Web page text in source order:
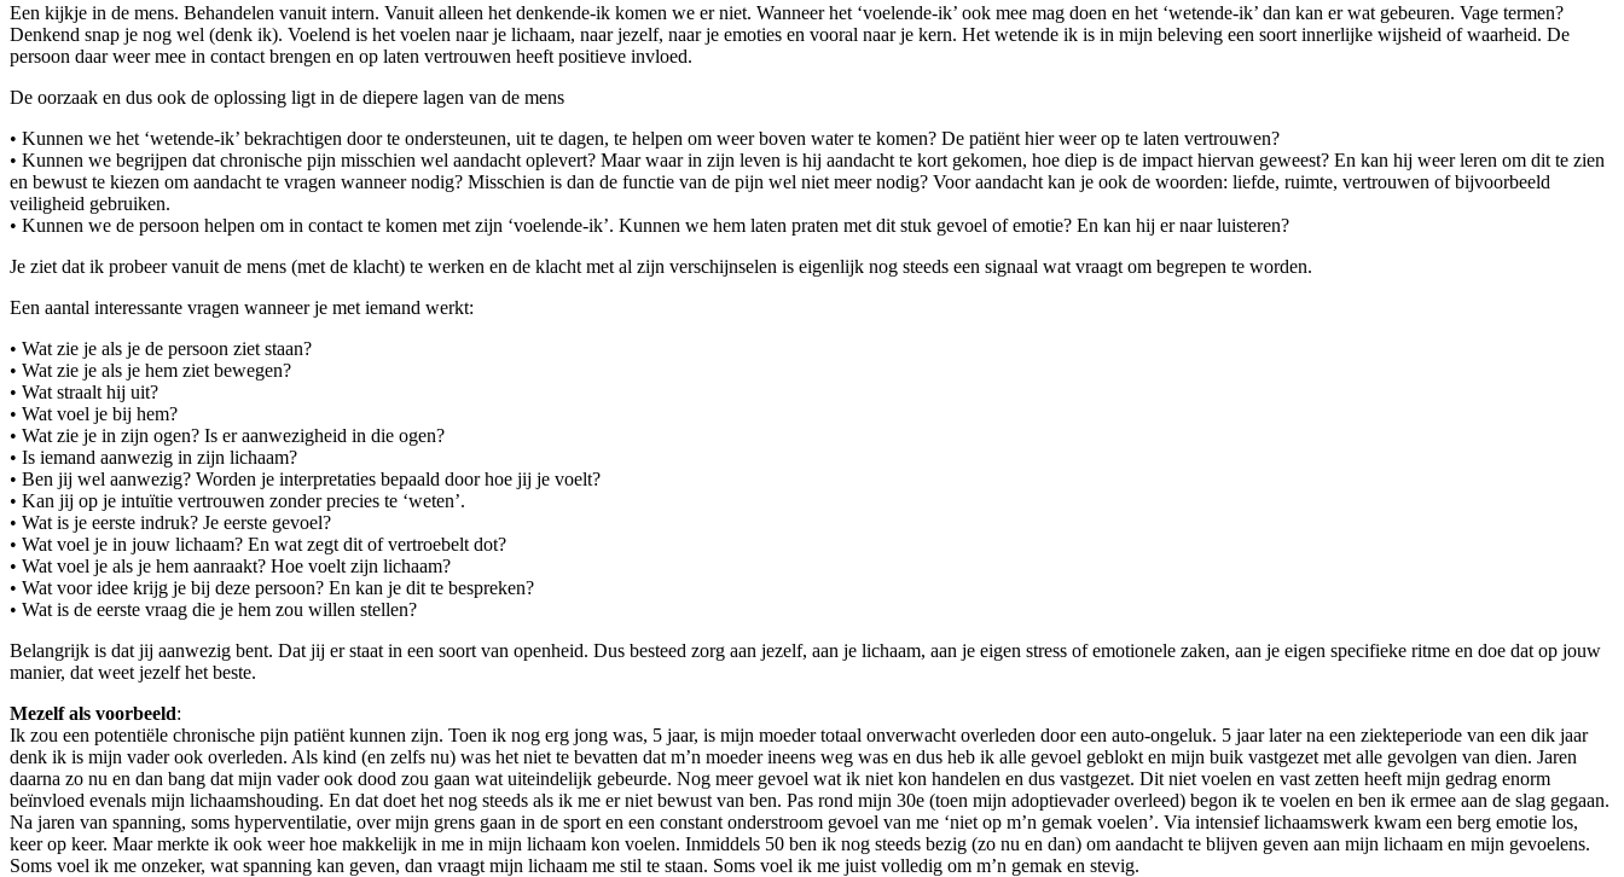
Een kijkje in de mens. Behandelen vanuit intern. Vanuit alleen het denkende-ik komen we er niet. Wanneer het ‘voelende-ik’ ook mee mag doen en het ‘wetende-ik’ dan kan er wat gebeuren. Vage termen?
Denkend snap je nog wel (denk ik). Voelend is het voelen naar je lichaam, naar jezelf, naar je emoties en vooral naar je kern. Het wetende ik is in mijn beleving een soort innerlijke wijsheid of waarheid. De
persoon daar weer mee in contact brengen en op laten vertrouwen heeft positieve invloed.
De oorzaak en dus ook de oplossing ligt in de diepere lagen van de mens
• Kunnen we het ‘wetende-ik’ bekrachtigen door te ondersteunen, uit te dagen, te helpen om weer boven water te komen? De patiënt hier weer op te laten vertrouwen?
• Kunnen we begrijpen dat chronische pijn misschien wel aandacht oplevert? Maar waar in zijn leven is hij aandacht te kort gekomen, hoe diep is de impact hiervan geweest? En kan hij weer leren om dit te zien
en bewust te kiezen om aandacht te vragen wanneer nodig? Misschien is dan de functie van de pijn wel niet meer nodig? Voor aandacht kan je ook de woorden: liefde, ruimte, vertrouwen of bijvoorbeeld
veiligheid gebruiken.
• Kunnen we de persoon helpen om in contact te komen met zijn ‘voelende-ik’. Kunnen we hem laten praten met dit stuk gevoel of emotie? En kan hij er naar luisteren?
Je ziet dat ik probeer vanuit de mens (met de klacht) te werken en de klacht met al zijn verschijnselen is eigenlijk nog steeds een signaal wat vraagt om begrepen te worden.
Een aantal interessante vragen wanneer je met iemand werkt:
• Wat zie je als je de persoon ziet staan?
• Wat zie je als je hem ziet bewegen?
• Wat straalt hij uit?
• Wat voel je bij hem?
• Wat zie je in zijn ogen? Is er aanwezigheid in die ogen?
• Is iemand aanwezig in zijn lichaam?
• Ben jij wel aanwezig? Worden je interpretaties bepaald door hoe jij je voelt?
• Kan jij op je intuïtie vertrouwen zonder precies te ‘weten’.
• Wat is je eerste indruk? Je eerste gevoel?
• Wat voel je in jouw lichaam? En wat zegt dit of vertroebelt dot?
• Wat voel je als je hem aanraakt? Hoe voelt zijn lichaam?
• Wat voor idee krijg je bij deze persoon? En kan je dit te bespreken?
• Wat is de eerste vraag die je hem zou willen stellen?
Belangrijk is dat jij aanwezig bent. Dat jij er staat in een soort van openheid. Dus besteed zorg aan jezelf, aan je lichaam, aan je eigen stress of emotionele zaken, aan je eigen specifieke ritme en doe dat op jouw
manier, dat weet jezelf het beste.
Mezelf als voorbeeld:
Ik zou een potentiële chronische pijn patiënt kunnen zijn. Toen ik nog erg jong was, 5 jaar, is mijn moeder totaal onverwacht overleden door een auto-ongeluk. 5 jaar later na een ziekteperiode van een dik jaar
denk ik is mijn vader ook overleden. Als kind (en zelfs nu) was het niet te bevatten dat m’n moeder ineens weg was en dus heb ik alle gevoel geblokt en mijn buik vastgezet met alle gevolgen van dien. Jaren
daarna zo nu en dan bang dat mijn vader ook dood zou gaan wat uiteindelijk gebeurde. Nog meer gevoel wat ik niet kon handelen en dus vastgezet. Dit niet voelen en vast zetten heeft mijn gedrag enorm
beïnvloed evenals mijn lichaamshouding. En dat doet het nog steeds als ik me er niet bewust van ben. Pas rond mijn 30e (toen mijn adoptievader overleed) begon ik te voelen en ben ik ermee aan de slag gegaan.
Na jaren van spanning, soms hyperventilatie, over mijn grens gaan in de sport en een constant onderstroom gevoel van me ‘niet op m’n gemak voelen’. Via intensief lichaamswerk kwam een berg emotie los,
keer op keer. Maar merkte ik ook weer hoe makkelijk in me in mijn lichaam kon voelen. Inmiddels 50 ben ik nog steeds bezig (zo nu en dan) om aandacht te blijven geven aan mijn lichaam en mijn gevoelens.
Soms voel ik me onzeker, wat spanning kan geven, dan vraagt mijn lichaam me stil te staan. Soms voel ik me juist volledig om m’n gemak en stevig.